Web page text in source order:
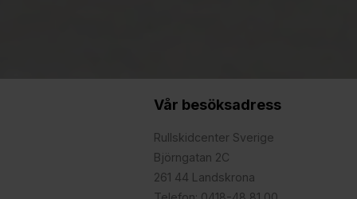
Vår besöksadress
Rullskidcenter Sverige
Björngatan 2C
261 44 Landskrona